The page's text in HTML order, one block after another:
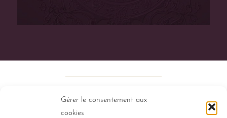
Gérer le consentement aux
cookies